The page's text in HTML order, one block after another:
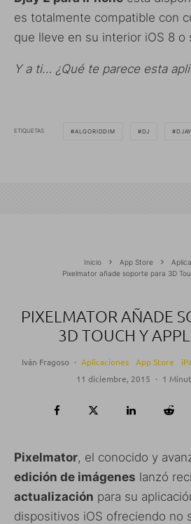
es totalmente compatible con
que lleve en su interior iOS 8 o
Y a ti… ¿Qué te parece esta
ETIQUETAS ALGORIDDIM DJ
Inicio App Store
Pixelmator añade soporte para 3D
PIXELMATOR AÑADE
3D TOUCH Y
Iván Fragoso · Aplicaciones App Store
11 diciembre, 2015 · 1
Pixelmator, el conocido y
edición de imágenes lanzó
actualización para su
dispositivos iOS ofreciendo no